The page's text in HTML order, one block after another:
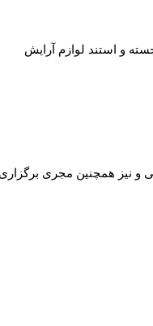
و استند لوازم آرایش
و فروشگاهی و نیز